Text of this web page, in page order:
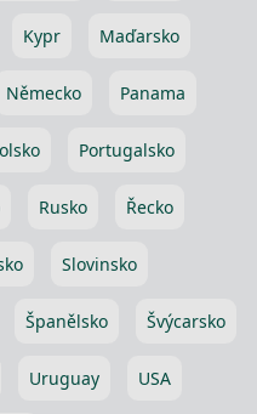
Kypr Maďarsko
Německo Panama
Portugalsko
Rusko Řecko
Slovinsko
Španělsko Švýcarsko
Uruguay USA